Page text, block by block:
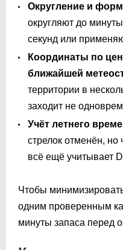
Округление и
округляют до
секунд или
Координаты по
ближайшей
территории в
заходит не
Учёт летнего
стрелок отменён, но
всё ещё учитывает
Чтобы
одним проверенным
минуты запаса перед